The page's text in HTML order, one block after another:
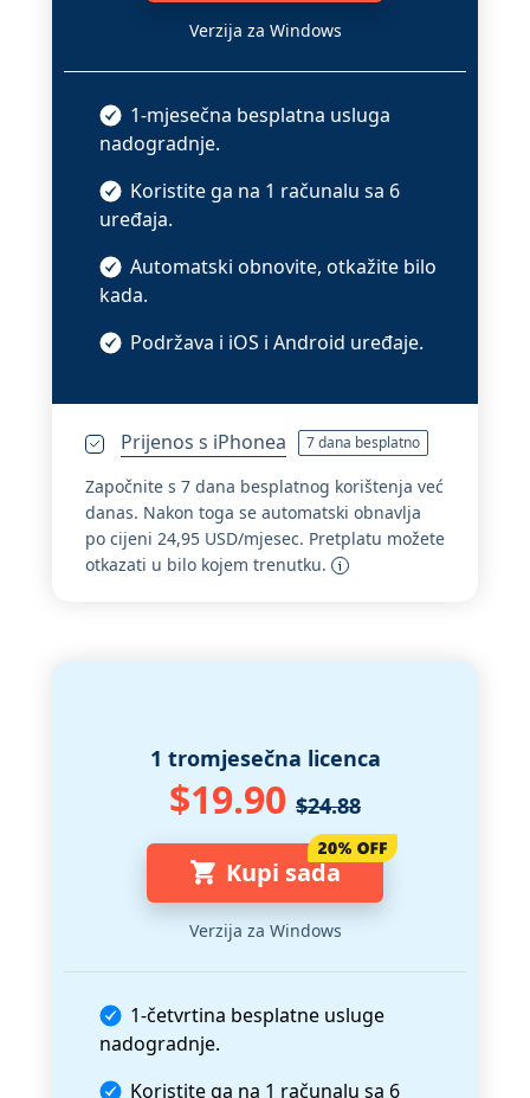
Verzija za Windows
1-mjesečna besplatna usluga
nadogradnje.
Koristite ga na 1 računalu sa 6
uređaja.
Automatski obnovite, otkažite bilo
kada.
Podržava i iOS i Android uređaje.
Prijenos s iPhonea 7 dana besplatno
Započnite s 7 dana besplatnog korištenja već
danas. Nakon toga se automatski obnavlja
po cijeni 24,95 USD/mjesec. Pretplatu možete
otkazati u bilo kojem trenutku.
1 tromjesečna licenca
$19.90 $24.88
Kupi sada
Verzija za Windows
1-četvrtina besplatne usluge
nadogradnje.
Koristite ga na 1 računalu sa 6